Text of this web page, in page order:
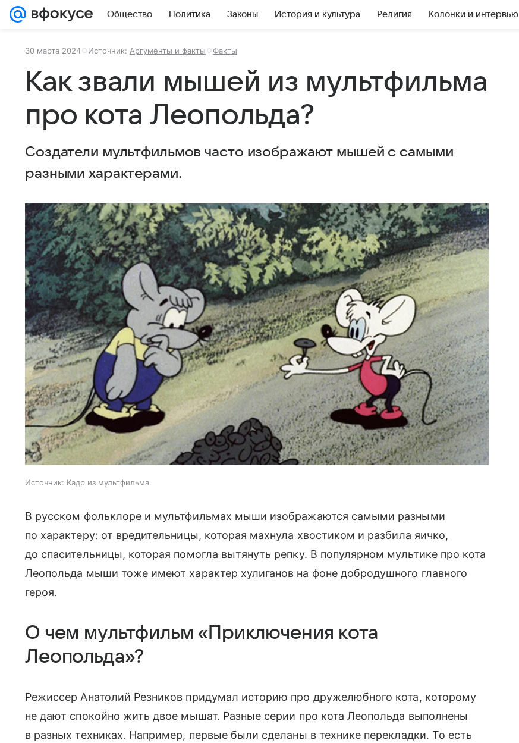
Общество Политика Законы История и культура Религия Колонки и интервью
30 марта 2024 Источник: Аргументы и факты Факты
Как звали мышей из мультфильма
про кота Леопольда?
Создатели мультфильмов часто изображают мышей с самыми
разными характерами.
Источник: Кадр из мультфильма
В русском фольклоре и мультфильмах мыши изображаются самыми разными
по характеру: от вредительницы, которая махнула хвостиком и разбила яичко,
до спасительницы, которая помогла вытянуть репку. В популярном мультике про кота
Леопольда мыши тоже имеют характер хулиганов на фоне добродушного главного
героя.
О чем мультфильм «Приключения кота
Леопольда»?
Режиссер Анатолий Резников придумал историю про дружелюбного кота, которому
не дают спокойно жить двое мышат. Разные серии про кота Леопольда выполнены
в разных техниках. Например, первые были сделаны в технике перекладки. То есть